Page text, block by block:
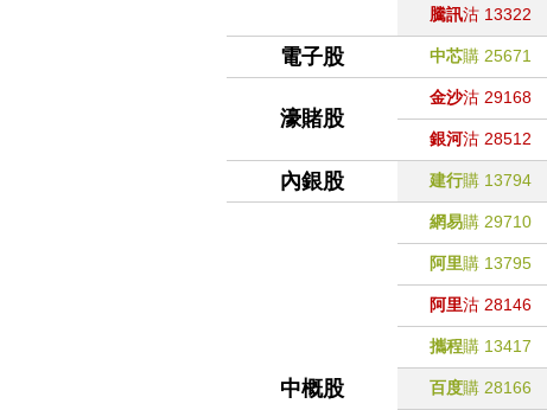
騰訊沽 13322
電子股 中芯購 25671
濠賭股
金沙沽 29168
銀河沽 28512
內銀股 建行購 13794
中概股
網易購 29710
阿里購 13795
阿里沽 28146
攜程購 13417
百度購 28166